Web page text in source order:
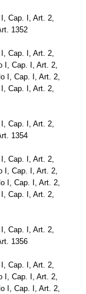
Cap. I, Art. 2,
1352
Cap. I, Art. 2,
I, Cap. I, Art. 2,
I, Cap. I, Art. 2,
Cap. I, Art. 2,
Cap. I, Art. 2,
1354
Cap. I, Art. 2,
I, Cap. I, Art. 2,
I, Cap. I, Art. 2,
Cap. I, Art. 2,
Cap. I, Art. 2,
1356
Cap. I, Art. 2,
I, Cap. I, Art. 2,
I, Cap. I, Art. 2,